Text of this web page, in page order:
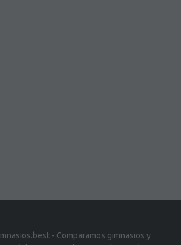
- Comparamos gimnasios y